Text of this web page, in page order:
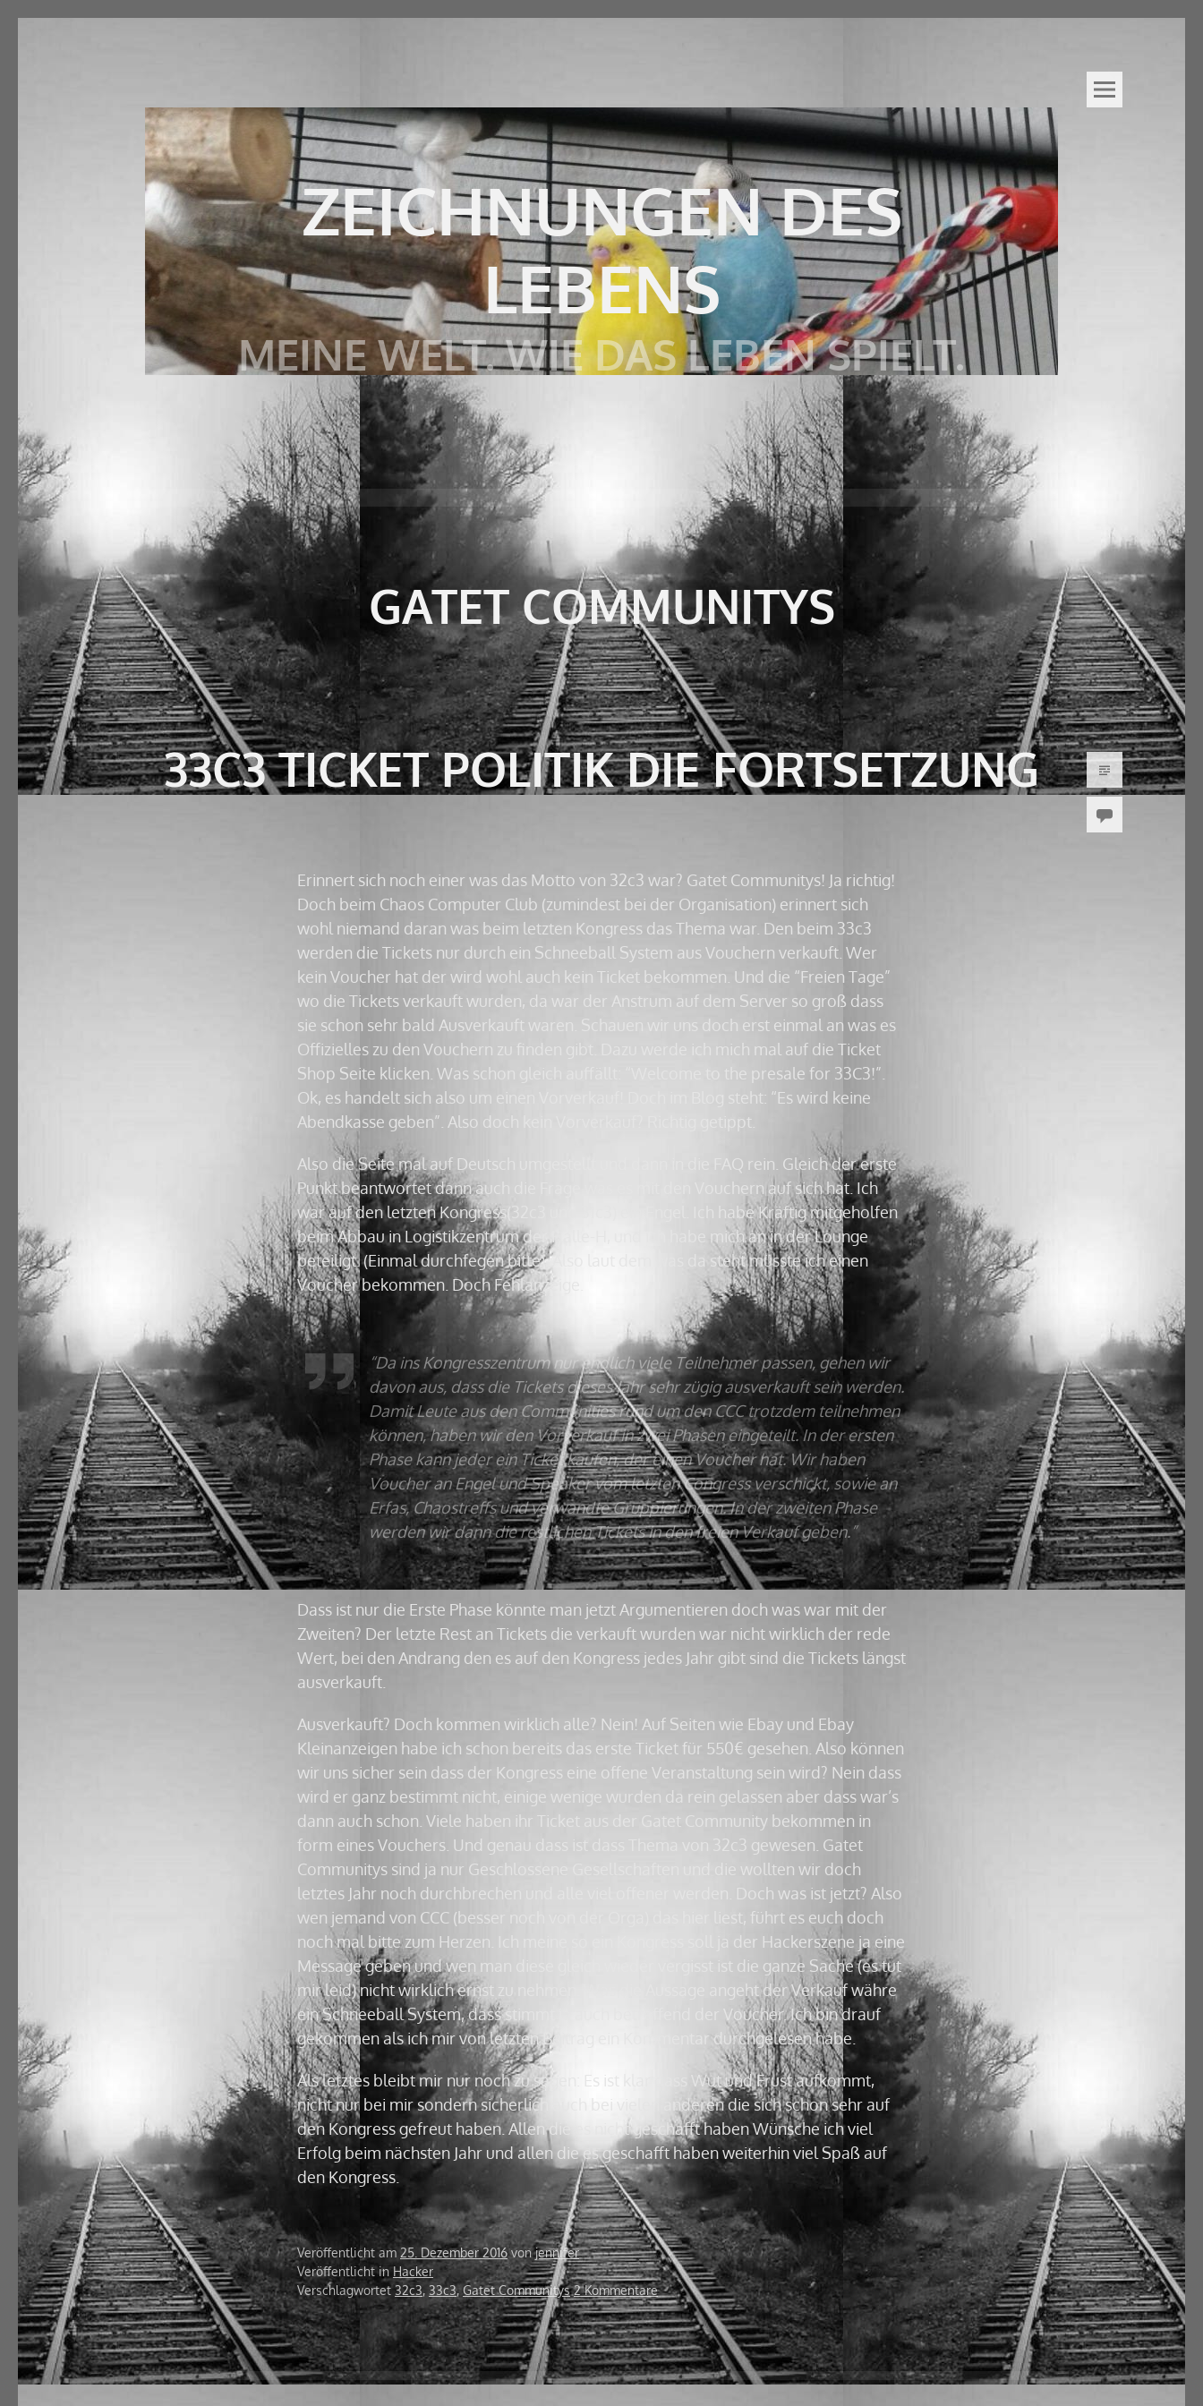
ZEICHNUNGEN DES
LEBENS
MEINE WELT. WIE DAS LEBEN SPIELT.
GATET COMMUNITYS
33C3 TICKET POLITIK DIE FORTSETZUNG
Erinnert sich noch einer was das Motto von 32c3 war? Gatet Communitys! Ja richtig!
Doch beim Chaos Computer Club (zumindest bei der Organisation) erinnert sich
wohl niemand daran was beim letzten Kongress das Thema war. Den beim 33c3
werden die Tickets nur durch ein Schneeball System aus Vouchern verkauft. Wer
kein Voucher hat der wird wohl auch kein Ticket bekommen. Und die “Freien Tage”
wo die Tickets verkauft wurden, da war der Anstrum auf dem Server so groß dass
sie schon sehr bald Ausverkauft waren. Schauen wir uns doch erst einmal an was es
Offizielles zu den Vouchern zu finden gibt. Dazu werde ich mich mal auf die Ticket
Shop Seite klicken. Was schon gleich auffällt: “Welcome to the presale for 33C3!”.
Ok, es handelt sich also um einen Vorverkauf! Doch im Blog steht: “Es wird keine
Abendkasse geben”. Also doch kein Vorverkauf? Richtig getippt.
Also die Seite mal auf Deutsch umgestellt und dann in die FAQ rein. Gleich der erste
Punkt beantwortet dann auch die Frage was es mit den Vouchern auf sich hat. Ich
war auf den letzten Kongress(32c3 und 31c3) ein Engel. Ich habe Kräftig mitgeholfen
beim Abbau in Logistikzentrum der Halle-H, und ich habe mich an in der Lounge
beteiligt. (Einmal durchfegen bitte). Also laut dem was da steht müsste ich einen
Voucher bekommen. Doch Fehlanzeige.
“Da ins Kongresszentrum nur endlich viele Teilnehmer passen, gehen wir
davon aus, dass die Tickets dieses Jahr sehr zügig ausverkauft sein werden.
Damit Leute aus den Communities rund um den CCC trotzdem teilnehmen
können, haben wir den Vorverkauf in zwei Phasen eingeteilt. In der ersten
Phase kann jeder ein Ticket kaufen, der einen Voucher hat. Wir haben
Voucher an Engel und Speaker vom letzten Congress verschickt, sowie an
Erfas, Chaostreffs und verwandte Gruppierungen. In der zweiten Phase
werden wir dann die restlichen Tickets in den freien Verkauf geben.”
Dass ist nur die Erste Phase könnte man jetzt Argumentieren doch was war mit der
Zweiten? Der letzte Rest an Tickets die verkauft wurden war nicht wirklich der rede
Wert, bei den Andrang den es auf den Kongress jedes Jahr gibt sind die Tickets längst
ausverkauft.
Ausverkauft? Doch kommen wirklich alle? Nein! Auf Seiten wie Ebay und Ebay
Kleinanzeigen habe ich schon bereits das erste Ticket für 550€ gesehen. Also können
wir uns sicher sein dass der Kongress eine offene Veranstaltung sein wird? Nein dass
wird er ganz bestimmt nicht, einige wenige wurden da rein gelassen aber dass war’s
dann auch schon. Viele haben ihr Ticket aus der Gatet Community bekommen in
form eines Vouchers. Und genau dass ist dass Thema von 32c3 gewesen. Gatet
Communitys sind ja nur Geschlossene Gesellschaften und die wollten wir doch
letztes Jahr noch durchbrechen und alle viel offener werden. Doch was ist jetzt? Also
wen jemand von CCC (besser noch von der Orga) das hier liest, führt es euch doch
noch mal bitte zum Herzen. Ich meine so ein Kongress soll ja der Hackerszene ja eine
Message geben und wen man diese gleich wieder vergisst ist die ganze Sache (es tut
mir leid) nicht wirklich ernst zu nehmen. Was die Aussage angeht der Verkauf währe
ein Schneeball System, dass stimmt ja auch betreffend der Voucher. Ich bin drauf
gekommen als ich mir von letzten Beitrag ein Kommentar durchgelesen habe.
Als letztes bleibt mir nur noch zu sagen: Es ist klar dass Wut und Frust aufkommt,
nicht nur bei mir sondern sicherlich auch bei vielen anderen die sich schon sehr auf
den Kongress gefreut haben. Allen die es nicht geschafft haben Wünsche ich viel
Erfolg beim nächsten Jahr und allen die es geschafft haben weiterhin viel Spaß auf
den Kongress.
Veröffentlicht am 25. Dezember 2016vonjennifer
Veröffentlicht in Hacker
Verschlagwortet32c3, 33c3,Gatet Communitys 2 Kommentare